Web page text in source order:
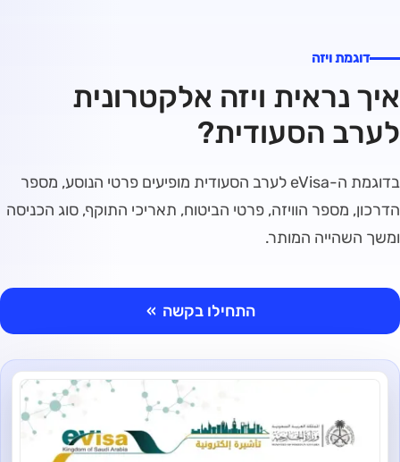
דוגמת ויזה
איך נראית ויזה אלקטרונית
לערב הסעודית?
בדוגמת ה-eVisa לערב הסעודית מופיעים פרטי הנוסע, מספר
הדרכון, מספר הוויזה, פרטי הביטוח, תאריכי התוקף, סוג הכניסה
ומשך השהייה המותר.
התחילו בקשה »